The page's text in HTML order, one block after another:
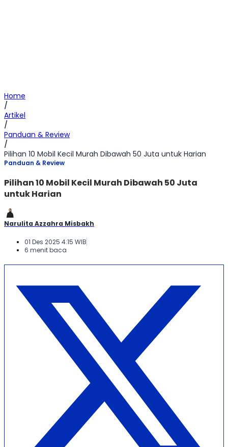
Home
/
Artikel
/
Panduan & Review
/
Pilihan 10 Mobil Kecil Murah Dibawah 50 Juta untuk Harian
Panduan & Review
Pilihan 10 Mobil Kecil Murah Dibawah 50 Juta
untuk Harian
Narulita Azzahra Misbakh
01 Des 2025 4:15 WIB
6 menit baca